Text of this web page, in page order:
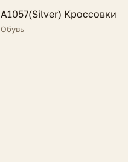
FV
A1057(Silver) Кроссовки
Обувь